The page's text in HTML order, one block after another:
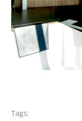
Tags: